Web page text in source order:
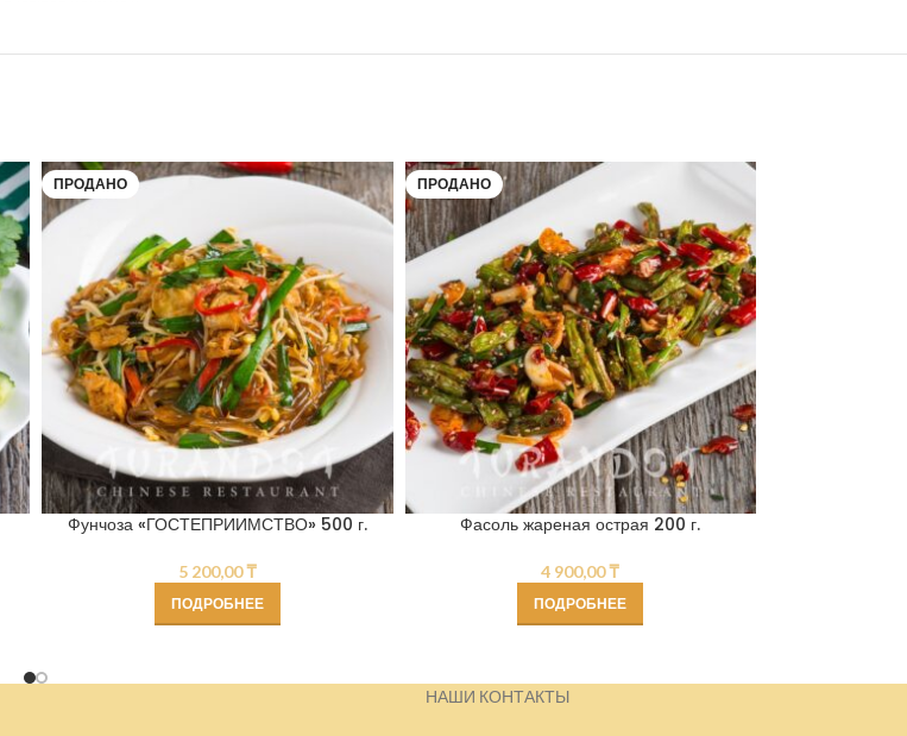
ПРОДАНО
Фунчоза «ГОСТЕПРИИМСТВО» 500 г.
5 200,00₸
ПОДРОБНЕЕ
ПРОДАНО
Фасоль жареная острая 200 г.
4 900,00₸
ПОДРОБНЕЕ
НАШИ КОНТАКТЫ